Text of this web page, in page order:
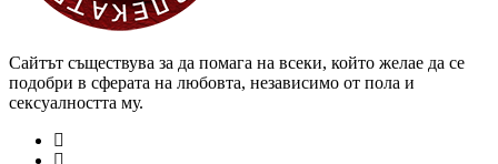
Сайтът съществува за да помага на всеки, който желае да се
подобри в сферата на любовта, независимо от пола и
сексуалността му.